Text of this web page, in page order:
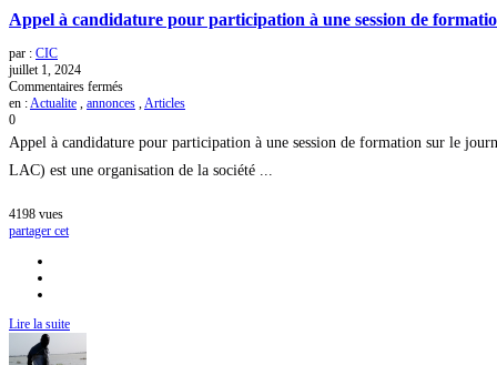
Appel à candidature pour participation à une session de
par : CIC
juillet 1, 2024
Commentaires fermés
Appel
pour
participation
en : Actualite annonces
Articles
0
Appel à candidature pour participation à une session de formation sur le
LAC) est une organisation de la société ...
4198 vues
partager cet
Lire la suite